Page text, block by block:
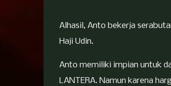
Alhasil, Anto bekerja
Haji Udin.
Anto memiliki impian untuk
LANTERA. Namun karena